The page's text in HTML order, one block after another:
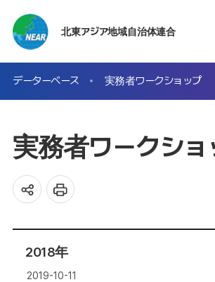
北東アジア地域自治体連合
データーベース 実務者ワークショップ
実務者ワークショ
2018年
2019-10-11